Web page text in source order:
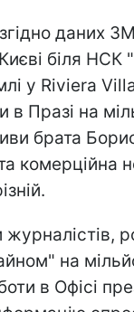
даних
біля НСК
у Riviera
в Празі на
брата
комерційна
журналістів,
на
в Офісі